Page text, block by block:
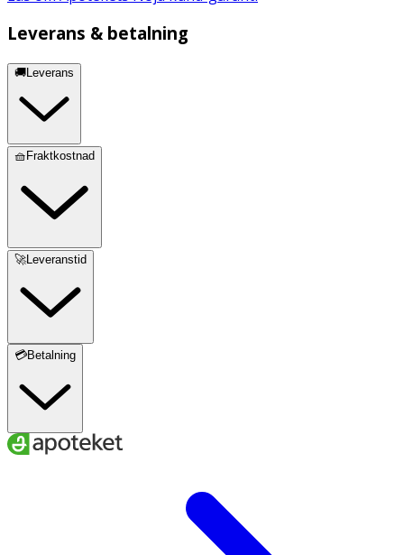
Leverans & betalning
🚚Leverans
🧺Fraktkostnad
🚀Leveranstid
💳Betalning